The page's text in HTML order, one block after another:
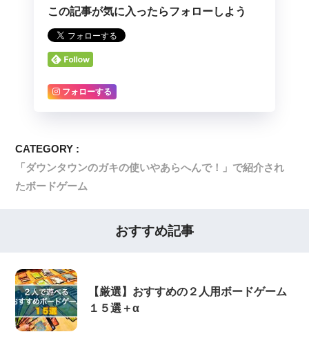
この記事が気に入ったらフォローしよう
フォローする
CATEGORY :
「ダウンタウンのガキの使いやあらへんで！」で紹介され
たボードゲーム
おすすめ記事
【厳選】おすすめの２人用ボードゲーム
１５選＋α